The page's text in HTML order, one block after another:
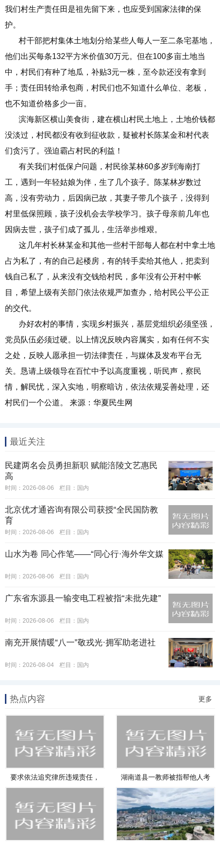
我们村生产责任田是祖先留下来，也应受到国家法律的保
护。
村干部把村集体土地划分给某些人每人一至二条宅基地，
他们出买每条132平方米价值30万元。但在100多亩土地当
中，村民们有种了地瓜，补贴3元一株，至今款还没有拿到
手；责任田转给承包商，村民们也不知道什么单位、老板，
也不知道价格多少一亩。
滨海新区横山美食街，建在横山村民土地上，土地价钱都
没淡过，村民都没有收到征收款，疑被村长陈某金和村代表
们贪污了。强迫霸占村民的利益！
有关我们村低保户问题，村民徐某林60多岁到海南打
工，遇到一年轻姑娘为伴，生了几个孩子。陈某林岁数过
高，没有劳动力，后因病已故，其妻子带几个孩子，没得到
村里低保照顾，孩子没机会去学校学习。孩子母亲前几年也
因病去世，孩子们成了孤儿，生活举步维艰。
这几年村长林某金和其他一些村干部每人都在村中拿土地
占为私了，有的自己起楼房，有的转手卖给其他人，把卖到
钱自己私了，从来没有交钱给村民，多年没有公开村中帐
目，希望上级有关部门依法依规严加查办，给村民公平公正
的交代。
办好农村的事情，实现乡村振兴，基层党组织必须坚强，
党员队伍必须过硬。以上情况反映内容属实，如有任何不实
之处，反映人愿承担一切法律责任，与媒体及发布平台无
关。恳请上级领导在百忙中予以高度重视，听民声，察民
情，解民忧，深入实地，明察暗访，依法依规妥善处理，还
村民们一个公道。 来源：华夏民生网
最近关注
民建两名会员勇担新职 赋能涪陵文艺惠民
高
时间：2026-08-06 栏目： 国内
北京优才通咨询有限公司获授“全民国防教
育
时间：2026-08-06 栏目： 国内
山水为卷 同心作笔——“同心行·海外华文媒
时间：2026-08-06 栏目： 国内
广东省东源县一输变电工程被指“未批先建”
时间：2026-08-06 栏目： 国内
南充开展情暖“八一”敬戎光·拥军助老进社
时间：2026-08-04 栏目： 国内
热点内容 更多
要求依法追究律所违规责任，
湖南道县一教师被指帮他人考